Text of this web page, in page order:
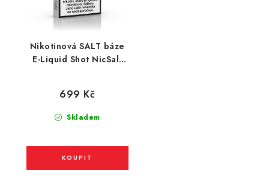
Nikotinová SALT báze
E-Liquid Shot NicSalt
Skladem
699 Kč